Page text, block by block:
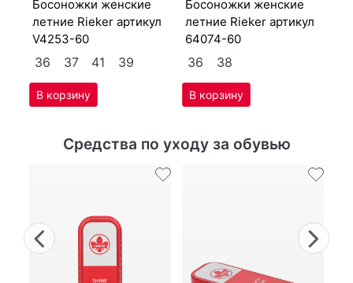
бо­сонож­ки женс­кие
лет­ние Ri­eker артикул
V4253-60
36 37 41 39
бо­сонож­ки женс­кие
лет­ние Ri­eker артикул
64074-60
36 38
Средства по уходу за обувью
Previous